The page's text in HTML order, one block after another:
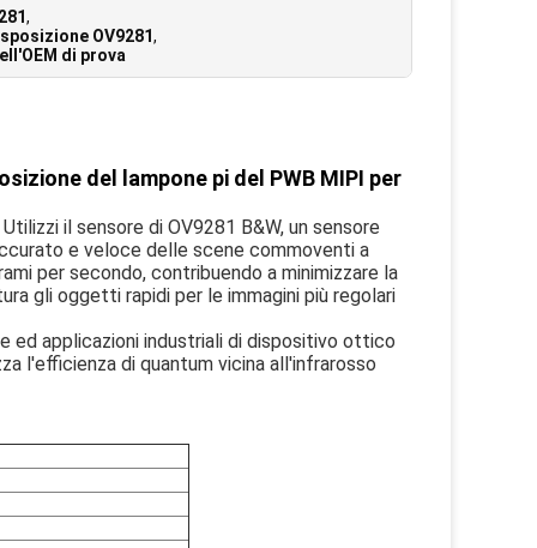
,
OV9281,
di prova
del lampone pi del PWB MIPI per
il sensore di OV9281 B&W, un sensore
e veloce delle scene commoventi a
per secondo, contribuendo a minimizzare la
gli oggetti rapidi per le immagini più regolari
ed applicazioni industriali di dispositivo ottico
l'efficienza di quantum vicina all'infrarosso